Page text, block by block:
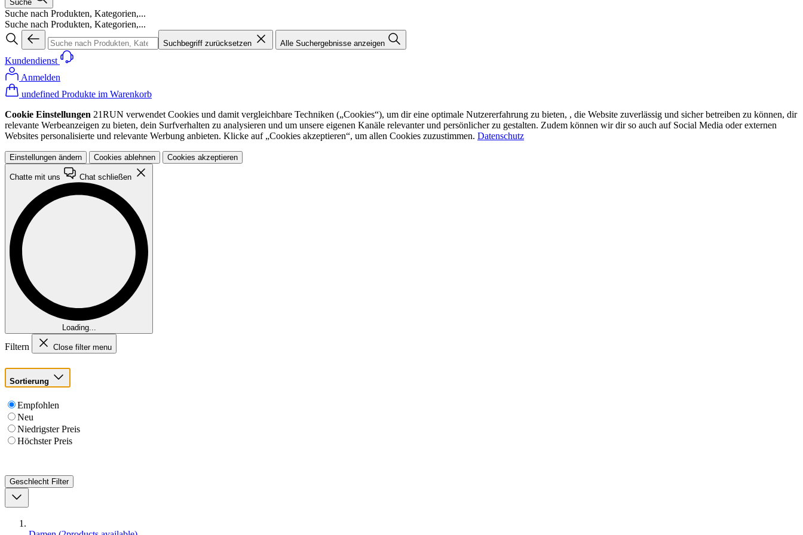
Suche
Suche nach Produkten, Kategorien,...
Suche nach Produkten, Kategorien,...
Suchbegriff zurücksetzen Alle Suchergebnisse anzeigen
Kundendienst
Anmelden
undefined Produkte im Warenkorb
Cookie Einstellungen 21RUN verwendet Cookies und damit vergleichbare Techniken („Cookies“), um dir eine optimale Nutzererfahrung zu bieten, , die Website zuverlässig und sicher betreiben zu können, dir
relevante Werbeanzeigen zu bieten, dein Surfverhalten zu analysieren und um unsere eigenen Kanäle relevanter und persönlicher zu gestalten. Zudem können wir dir so auch auf Social Media oder externen
Websites personalisierte und relevante Werbung anbieten. Klicke auf „Cookies akzeptieren“, um allen Cookies zuzustimmen. Datenschutz
Einstellungen ändern Cookies ablehnen Cookies akzeptieren
Chatte mit uns Chat schließen
Loading...
Filtern Close filter menu
Sortierung
Empfohlen
Neu
Niedrigster Preis
Höchster Preis
Geschlecht Filter